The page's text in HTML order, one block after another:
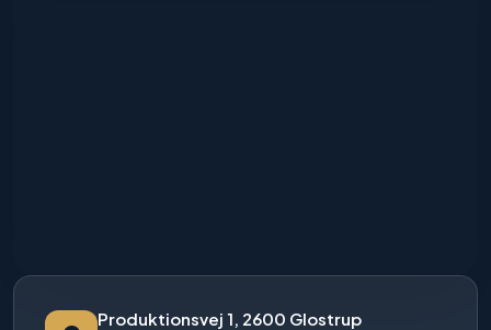
Produktionsvej 1, 2600 Glostrup